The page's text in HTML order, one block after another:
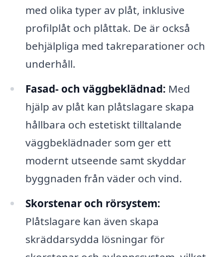
med olika typer av plåt, inklusive
profilplåt och plåttak. De är också
behjälpliga med takreparationer och
underhåll.
Fasad- och väggbeklädnad: Med
hjälp av plåt kan plåtslagare skapa
hållbara och estetiskt tilltalande
väggbeklädnader som ger ett
modernt utseende samt skyddar
byggnaden från väder och vind.
Skorstenar och rörsystem:
Plåtslagare kan även skapa
skräddarsydda lösningar för